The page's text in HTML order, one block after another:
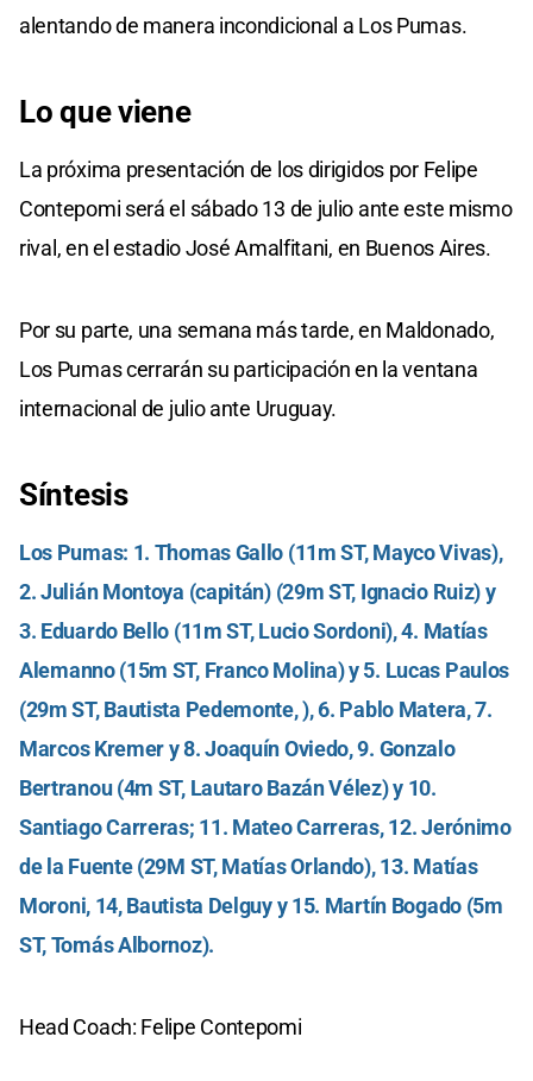
alentando de manera incondicional a Los Pumas.
Lo que viene
La próxima presentación de los dirigidos por Felipe
Contepomi será el sábado 13 de julio ante este mismo
rival, en el estadio José Amalfitani, en Buenos Aires.
Por su parte, una semana más tarde, en Maldonado,
Los Pumas cerrarán su participación en la ventana
internacional de julio ante Uruguay.
Síntesis
Los Pumas: 1. Thomas Gallo (11m ST, Mayco Vivas),
2. Julián Montoya (capitán) (29m ST, Ignacio Ruiz) y
3. Eduardo Bello (11m ST, Lucio Sordoni), 4. Matías
Alemanno (15m ST, Franco Molina) y 5. Lucas Paulos
(29m ST, Bautista Pedemonte, ), 6. Pablo Matera, 7.
Marcos Kremer y 8. Joaquín Oviedo, 9. Gonzalo
Bertranou (4m ST, Lautaro Bazán Vélez) y 10.
Santiago Carreras; 11. Mateo Carreras, 12. Jerónimo
de la Fuente (29M ST, Matías Orlando), 13. Matías
Moroni, 14, Bautista Delguy y 15. Martín Bogado (5m
ST, Tomás Albornoz).
Head Coach: Felipe Contepomi